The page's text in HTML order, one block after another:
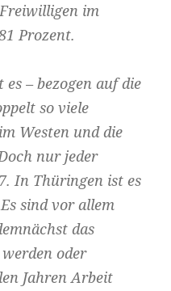
im
Prozent.
– bezogen auf die
so viele
Westen und die
nur jeder
In Thüringen ist es
sind vor allem
das
oder
Jahren Arbeit